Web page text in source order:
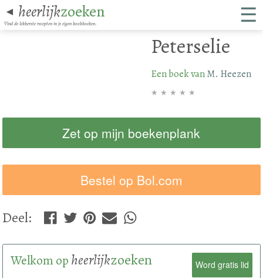
◄ heerlijkzoeken
Vind de lekkerste recepten in je eigen kookboeken. ☰
Peterselie
Een boek vanM. Heezen
★ ★ ★ ★ ★
Zet op mijn boekenplank
Bestel op Bol.com
Deel:
Word gratis lid
Welkom op heerlijkzoeken